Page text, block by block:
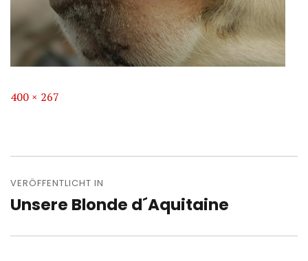
Volle
400 × 267
VERÖFFENTLICHT IN
Unsere Blonde d´Aquitaine